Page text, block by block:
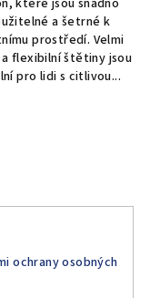
které jsou snadno
a šetrné k
prostředí. Velmi
flexibilní štětiny jsou
pro lidi s citlivou...
ochrany osobných